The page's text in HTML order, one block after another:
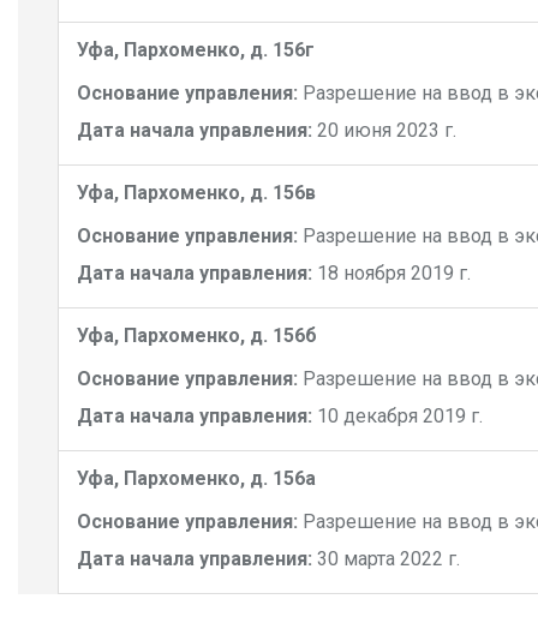
Уфа, Пархоменко, д. 156г
Основание управления: Разрешение на ввод в
Дата начала управления: 20 июня 2023 г.
Уфа, Пархоменко, д. 156в
Основание управления: Разрешение на ввод в
Дата начала управления: 18 ноября 2019 г.
Уфа, Пархоменко, д. 156б
Основание управления: Разрешение на ввод в
Дата начала управления: 10 декабря 2019 г.
Уфа, Пархоменко, д. 156а
Основание управления: Разрешение на ввод в
Дата начала управления: 30 марта 2022 г.